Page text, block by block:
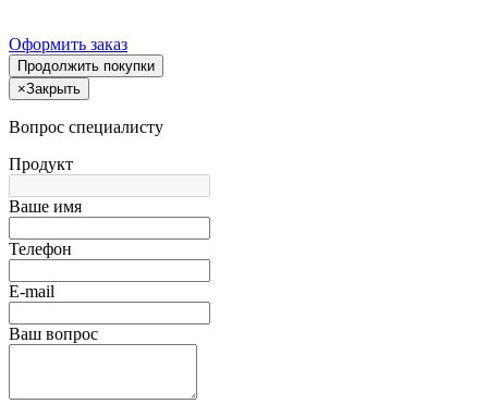
Оформить заказ
Продолжить покупки
×Закрыть
Вопрос специалисту
Продукт
Ваше имя
Телефон
E-mail
Ваш вопрос